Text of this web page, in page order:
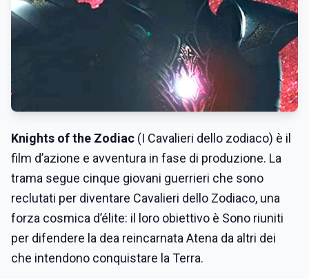
Knights of the Zodiac (I Cavalieri dello zodiaco) è il
film d’azione e avventura in fase di produzione. La
trama segue cinque giovani guerrieri che sono
reclutati per diventare Cavalieri dello Zodiaco, una
forza cosmica d’élite: il loro obiettivo è Sono riuniti
per difendere la dea reincarnata Atena da altri dei
che intendono conquistare la Terra.